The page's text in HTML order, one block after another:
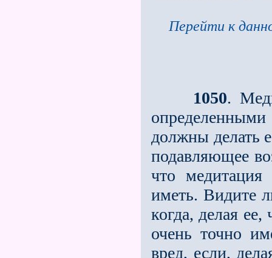
Перейти к
1050.
должны делать
подавляющее
что
иметь. Видите
когда, делая
очень точно
вред, если,